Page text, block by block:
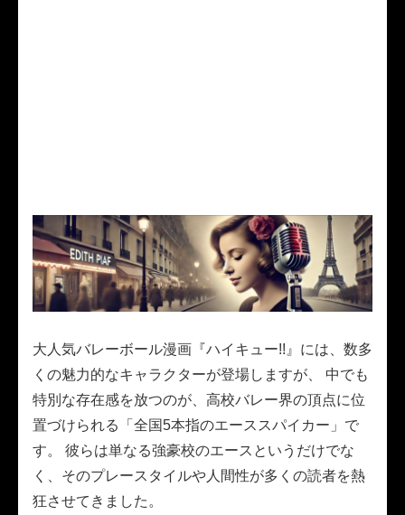
大人気バレーボール漫画『ハイキュー!!』には、数多
くの魅力的なキャラクターが登場しますが、 中でも
特別な存在感を放つのが、高校バレー界の頂点に位
置づけられる「全国5本指のエーススパイカー」で
す。 彼らは単なる強豪校のエースというだけでな
く、そのプレースタイルや人間性が多くの読者を熱
狂させてきました。